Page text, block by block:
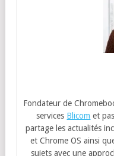
Fondateur de
services Blicom et
partage les actualités
et Chrome OS ainsi
sujets avec une